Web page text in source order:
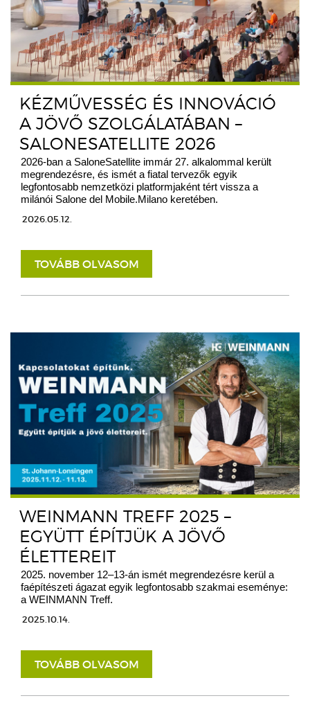
KÉZMŰVESSÉG ÉS INNOVÁCIÓ
A JÖVŐ SZOLGÁLATÁBAN –
SALONESATELLITE 2026
2026-ban a SaloneSatellite immár 27. alkalommal került
megrendezésre, és ismét a fiatal tervezők egyik
legfontosabb nemzetközi platformjaként tért vissza a
milánói Salone del Mobile.Milano keretében.
2026.05.12.
TOVÁBB OLVASOM
WEINMANN TREFF 2025 –
EGYÜTT ÉPÍTJÜK A JÖVŐ
ÉLETTEREIT
2025. november 12–13-án ismét megrendezésre kerül a
faépítészeti ágazat egyik legfontosabb szakmai eseménye:
a WEINMANN Treff.
2025.10.14.
TOVÁBB OLVASOM